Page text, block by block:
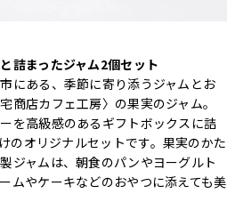
詰まったジャム2個セット
にある、季節に寄り添うジャムとお
商店カフェ工房〉の果実のジャム。
を高級感のあるギフトボックスに詰
のオリジナルセットです。果実のかた
ジャムは、朝食のパンやヨーグルト
ムやケーキなどのおやつに添えても美